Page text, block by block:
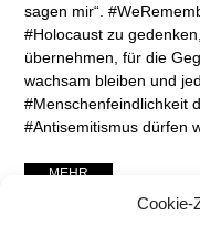
Cookie-
sagen mir“.
#Holocaust zu
übernehmen, für die
wachsam bleiben und
#Menschenfeindlichkeit
#Antisemitismus dürfen
... MEHR ...